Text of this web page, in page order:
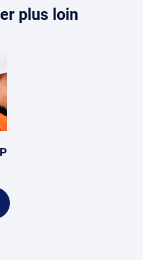
plus loin